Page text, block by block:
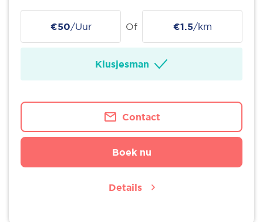
€50/Uur Of €1.5/km
Klusjesman
Contact
Boek nu
Details